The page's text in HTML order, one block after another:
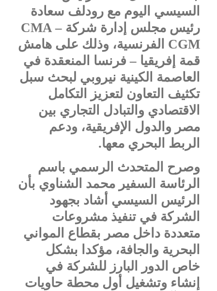
السيسي اليوم مع رودلف سعادة
رئيس مجلس إدارة شركة CMA –
CGM الفرنسية، وذلك على هامش
قمة إفريقيا – فرنسا المنعقدة في
العاصمة الكينية نيروبي لبحث سبل
تكثيف التعاون لتعزيز التكامل
الاقتصادي والتبادل التجاري بين
مصر والدول الإفريقية، ودعم
الربط البحري معها.
وصرح المتحدث الرسمي باسم
الرئاسة السفير محمد الشناوي بأن
الرئيس السيسي أشاد بجهود
الشركة في تنفيذ مشروعات
متعددة داخل مصر بقطاع المواني
البحرية والجافة، مؤكدا بشكل
خاص الدور البارز للشركة في
إنشاء وتشغيل أول محطة حاويات